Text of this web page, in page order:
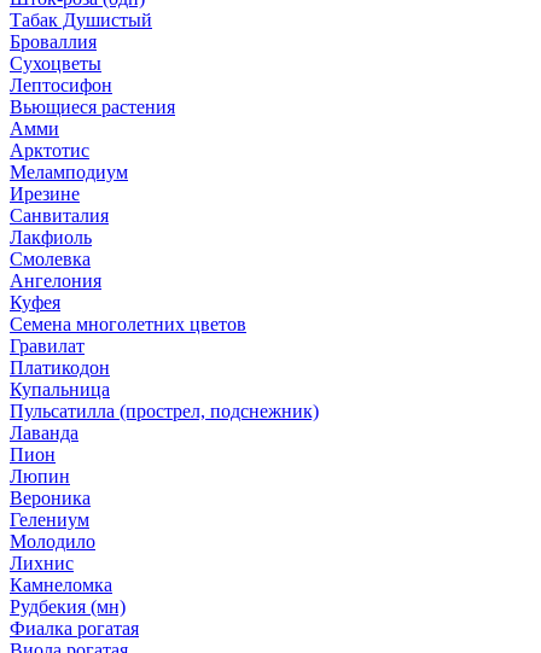
Табак Душистый
Броваллия
Сухоцветы
Лептосифон
Вьющиеся растения
Амми
Арктотис
Меламподиум
Ирезине
Санвиталия
Лакфиоль
Смолевка
Ангелония
Куфея
Семена многолетних цветов
Гравилат
Платикодон
Купальница
Пульсатилла (прострел, подснежник)
Лаванда
Пион
Люпин
Вероника
Гелениум
Молодило
Лихнис
Камнеломка
Рудбекия (мн)
Фиалка рогатая